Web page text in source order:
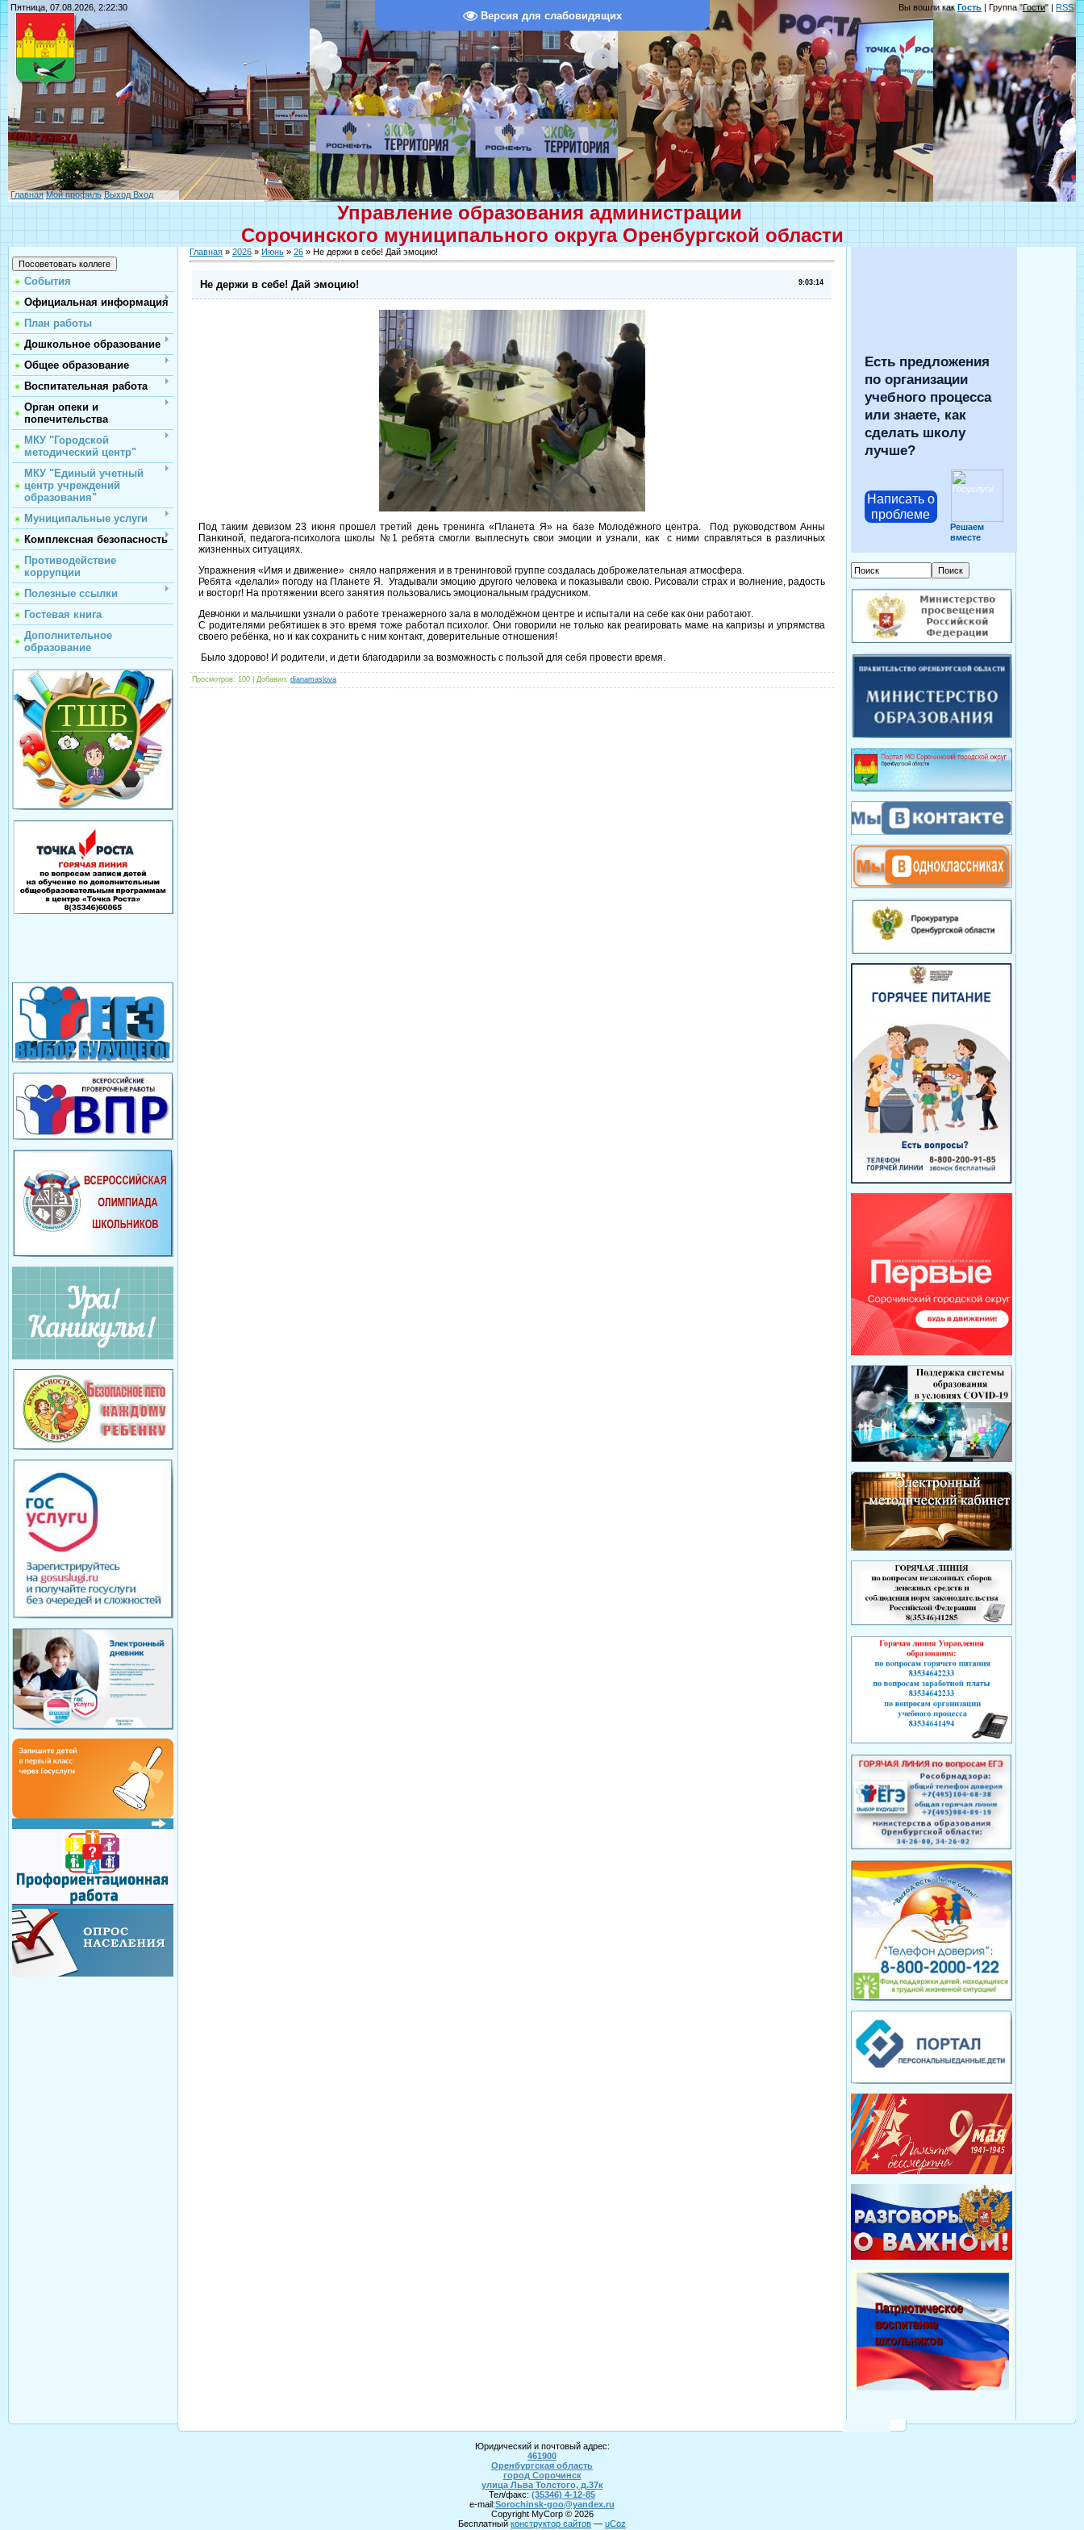
Версия для слабовидящих
Пятница, 07.08.2026, 2:22:30 Вы вошли какГость | Группа "Гости" | RSS
Главная Мой профиль Выход Вход
Управление образования администрации
Сорочинского муниципального округа Оренбургской области
События
Официальная информация
План работы
Дошкольное образование
Общее образование
Воспитательная работа
Орган опеки и
попечительства
МКУ "Городской
методический центр"
МКУ "Единый учетный
центр учреждений
образования"
Муниципальные услуги
Комплексная безопасность
Противодействие
коррупции
Полезные ссылки
Гостевая книга
Дополнительное
образование
Главная » 2026 » Июнь » 26 » Не держи в себе! Дай эмоцию!
9:03:14
Не держи в себе! Дай эмоцию!
Под таким девизом 23 июня прошел третий день тренинга «Планета Я» на базе Молодёжного центра. Под руководством Анны
Панкиной, педагога-психолога школы №1 ребята смогли выплеснуть свои эмоции и узнали, как с ними справляться в различных
жизненных ситуациях.
Упражнения «Имя и движение» сняло напряжения и в тренинговой группе создалась доброжелательная атмосфера.
Ребята «делали» погоду на Планете Я. Угадывали эмоцию другого человека и показывали свою. Рисовали страх и волнение, радость
и восторг! На протяжении всего занятия пользовались эмоциональным градусником.
Девчонки и мальчишки узнали о работе тренажерного зала в молодёжном центре и испытали на себе как они работают.
С родителями ребятишек в это время тоже работал психолог. Они говорили не только как реагировать маме на капризы и упрямства
своего ребёнка, но и как сохранить с ним контакт, доверительные отношения!
Было здорово! И родители, и дети благодарили за возможность с пользой для себя провести время.
Просмотров: 100 | Добавил: dianamaslova
Есть предложения
по организации
учебного процесса
или знаете, как
сделать школу
лучше?
Написать о
проблеме
Решаем
вместе
Юридический и почтовый адрес:
461900
Оренбургская область
город Сорочинск
улица Льва Толстого, д.37к
Тел/факс: (35346) 4-12-85
e-mail:Sorochinsk-goo@yandex.ru
Copyright MyCorp © 2026
Бесплатный конструктор сайтов — uCoz